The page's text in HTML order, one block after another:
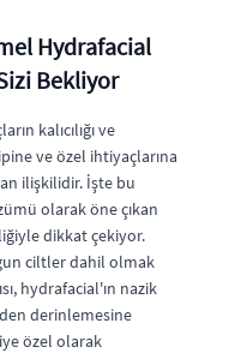
Hydrafacial
Bekliyor
kalıcılığı ve
ve özel ihtiyaçlarına
ilişkilidir. İşte bu
olarak öne çıkan
dikkat çekiyor.
ciltler dahil olmak
hydrafacial'ın nazik
derinlemesine
özel olarak